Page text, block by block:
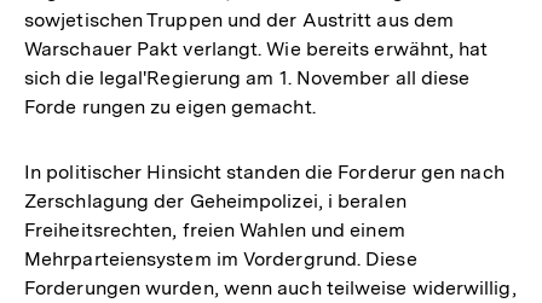
sowjetischen Truppen und der Austritt aus dem
Warschauer Pakt verlangt. Wie bereits erwähnt, hat
sich die legal'Regierung am 1. November all diese
Forde rungen zu eigen gemacht.
In politischer Hinsicht standen die Forderur gen nach
Zerschlagung der Geheimpolizei, i beralen
Freiheitsrechten, freien Wahlen und einem
Mehrparteiensystem im Vordergrund. Diese
Forderungen wurden, wenn auch teilweise widerwillig,